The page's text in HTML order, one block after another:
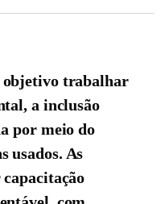
objetivo trabalhar
a inclusão
por meio do
usados. As